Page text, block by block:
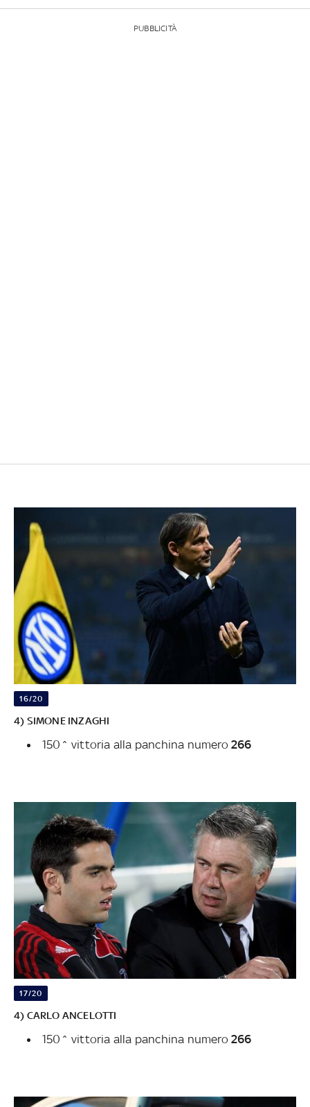
PUBBLICITÀ
16/20
4) SIMONE INZAGHI
150^ vittoria alla panchina numero 266
17/20
4) CARLO ANCELOTTI
150^ vittoria alla panchina numero 266